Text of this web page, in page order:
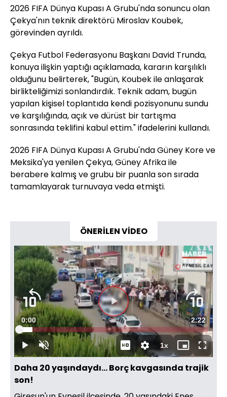
2026 FIFA Dünya Kupası A Grubu'nda sonuncu olan
Çekya'nın teknik direktörü Miroslav Koubek,
görevinden ayrıldı.
Çekya Futbol Federasyonu Başkanı David Trunda,
konuya ilişkin yaptığı açıklamada, kararın karşılıklı
olduğunu belirterek, "Bugün, Koubek ile anlaşarak
birlikteliğimizi sonlandırdık. Teknik adam, bugün
yapılan kişisel toplantıda kendi pozisyonunu sundu
ve karşılığında, açık ve dürüst bir tartışma
sonrasında teklifini kabul ettim." ifadelerini kullandı.
2026 FIFA Dünya Kupası A Grubu'nda Güney Kore ve
Meksika'ya yenilen Çekya, Güney Afrika ile
berabere kalmış ve grubu bir puanla son sırada
tamamlayarak turnuvaya veda etmişti.
ÖNERİLEN VİDEO
Videoyu
Oynat
OynatSesi
Aç
Süre
0:00 Toplam
Süre
2:22
Yüklendi:
6.95%
1xOynatma
Hızı
Mini
oynatıcı
Tam
Ekran
Daha 20 yaşındaydı... Borç kavgasında trajik
son!